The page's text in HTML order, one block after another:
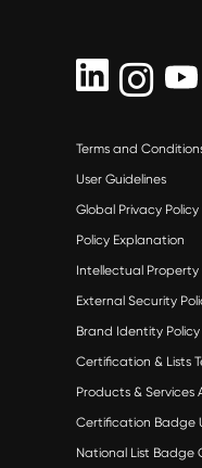
Terms and
User Guidelines
Global Privacy Policy
Policy Explanation
Intellectual Property
External Security
Brand Identity Policy
Certification & Lists
Products & Services
Certification Badge
National List Badge